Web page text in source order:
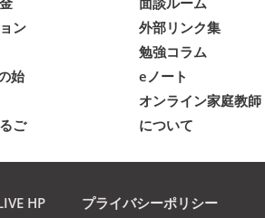
ン
始
ご
外部リンク集
勉強コラム
eノート
オンライン家庭教師
について
HP
プライバシーポリシー